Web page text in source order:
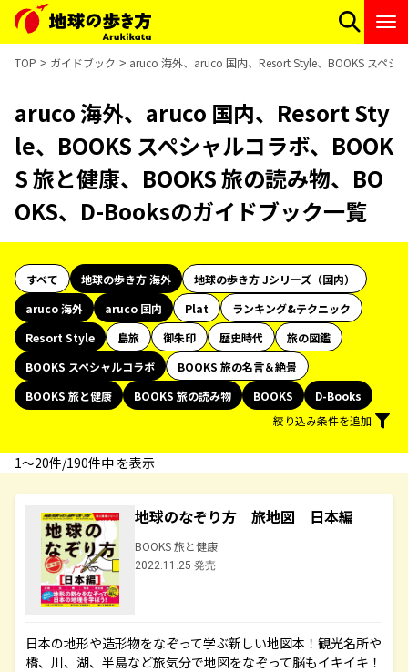
TOP ガイドブック aruco 海外、aruco 国内、Resort Style、BOOKS スペシ
aruco 海外、aruco 国内、Resort Sty
le、BOOKS スペシャルコラボ、BOOK
S 旅と健康、BOOKS 旅の読み物、BO
OKS、D-Booksのガイドブック一覧
すべて 地球の歩き方 海外
地球の歩き方 Jシリーズ（国内）
aruco 海外
aruco 国内 Plat
ランキング&テクニック
Resort Style
島旅 御朱印 歴史時代
旅の図鑑
BOOKS スペシャルコラボ
BOOKS 旅の名言＆絶景
BOOKS 旅と健康
BOOKS 旅の読み物 BOOKS
D-Books
絞り込み条件を追加
1〜20件/190件中 を表示
地球のなぞり方 旅地図 日本編
BOOKS 旅と健康
2022.11.25 発売
日本の地形や造形物をなぞって学ぶ新しい地図本！観光名所や
橋、川、湖、半島など旅気分で地図をなぞって脳もイキイキ！